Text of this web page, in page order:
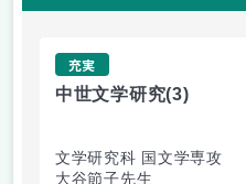
充実
中世文学研究(3)
文学研究科 国文学専攻
大谷節子先生